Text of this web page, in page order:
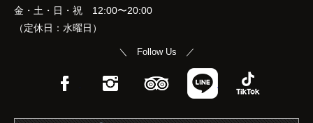
金・土・日・祝 12:00〜20:00
（定休日：水曜日）
＼ Follow Us ／
FacebookInstagramTripAdvisor
LINE